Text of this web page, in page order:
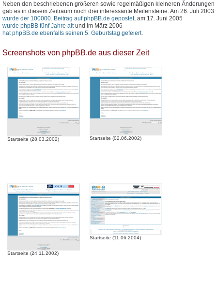
Neben den beschriebenen größeren sowie regelmäßigen kleineren Änderungen
gab es in diesem Zeitraum noch drei interessante Meilensteine: Am 26. Juli 2003
wurde der 100000. Beitrag auf phpBB.de gepostet, am 17. Juni 2005
wurde phpBB fünf Jahre altund im März 2006
hat phpBB.de ebenfalls seinen 5. Geburtstag gefeiert.
Screenshots von phpBB.de aus dieser Zeit
Startseite (28.03.2002) Startseite (02.06.2002)
Startseite (24.11.2002)
Startseite (11.06.2004)